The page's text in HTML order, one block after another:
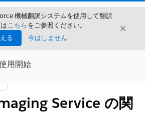
機械翻訳システムを使用して翻訳
こちら をご参照ください。
る
今はしません
閉じる
用開始
Service の関